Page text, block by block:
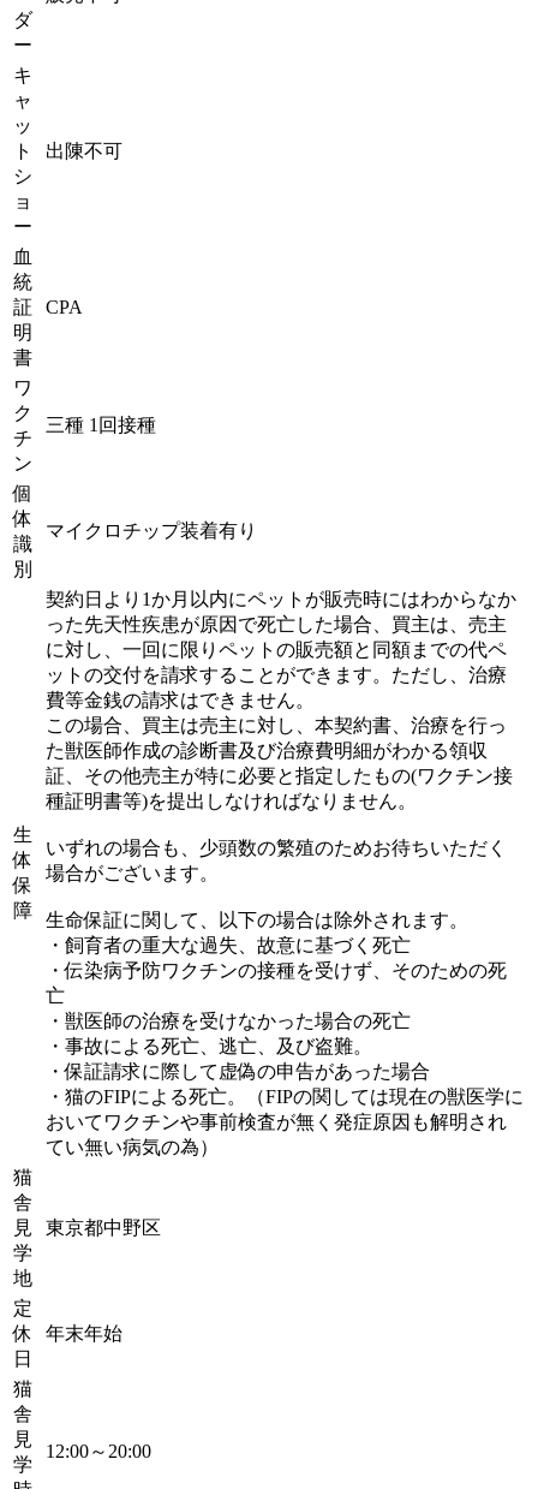
ダ
ー
キ
ャ
ッ
ト
シ
ョ
ー
出陳不可
血
統
証
明
書
CPA
ワ
ク
チ
ン
三種 1回接種
個
体
識
別
マイクロチップ装着有り
生
体
保
障
契約日より1か月以内にペットが販売時にはわからなか
った先天性疾患が原因で死亡した場合、買主は、売主
に対し、一回に限りペットの販売額と同額までの代ペ
ットの交付を請求することができます。ただし、治療
費等金銭の請求はできません。
この場合、買主は売主に対し、本契約書、治療を行っ
た獣医師作成の診断書及び治療費明細がわかる領収
証、その他売主が特に必要と指定したもの(ワクチン接
種証明書等)を提出しなければなりません。
いずれの場合も、少頭数の繁殖のためお待ちいただく
場合がございます。
生命保証に関して、以下の場合は除外されます。
・飼育者の重大な過失、故意に基づく死亡
・伝染病予防ワクチンの接種を受けず、そのための死
亡
・獣医師の治療を受けなかった場合の死亡
・事故による死亡、逃亡、及び盗難。
・保証請求に際して虚偽の申告があった場合
・猫のFIPによる死亡。（FIPの関しては現在の獣医学に
おいてワクチンや事前検査が無く発症原因も解明され
てい無い病気の為）
猫
舎
見
学
地
東京都中野区
定
休
日
年末年始
猫
舎
見
学
12:00～20:00